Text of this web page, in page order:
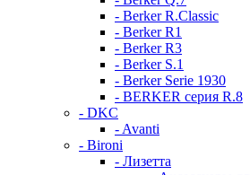
- Berker R.Classic
- Berker R1
- Berker R3
- Berker S.1
- Berker Serie 1930
- BERKER серия R.8
- DKC
- Avanti
- Bironi
- Лизетта